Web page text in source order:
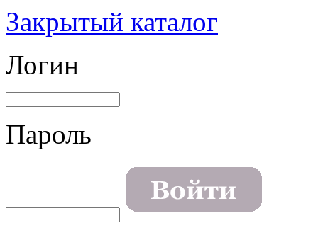
Закрытый каталог
Логин
Пароль